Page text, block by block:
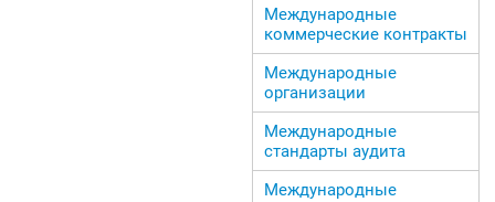
Международные
коммерческие контракты
Международные
организации
Международные
стандарты аудита
Международные